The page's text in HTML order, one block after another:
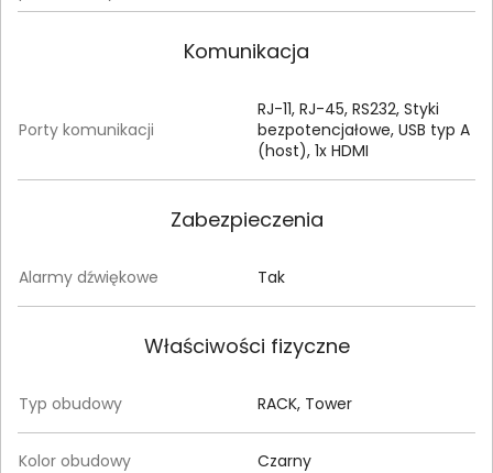
Komunikacja
Porty komunikacji
RJ-11, RJ-45, RS232, Styki
bezpotencjałowe, USB typ A
(host), 1x HDMI
Zabezpieczenia
Alarmy dźwiękowe Tak
Właściwości fizyczne
Typ obudowy RACK, Tower
Kolor obudowy Czarny